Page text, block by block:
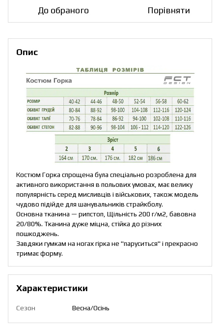
До обраного Порівняти
Опис
Костюм Горка спрощена була спеціально розроблена для
активного використання в польових умовах, має велику
популярність серед мисливців і військових, також модель
чудово підійде для шанувальників страйкболу.
Основна тканина — рипстоп, Щільність 200 г/м2, бавовна
20/80%. Тканина дуже міцна, стійка до різних
пошкоджень.
Завдяки гумкам на ногах гірка не "паруситься" і прекрасно
тримає форму.
Характеристики
Сезон Весна/Осінь